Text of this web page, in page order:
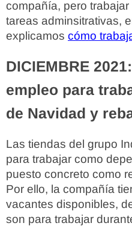
compañía, pero
tareas adminsitrativas,
explicamos cómo
DICIEMBRE
empleo para
de Navidad y
Las tiendas del grupo
para trabajar como
puesto concreto como
Por ello, la compañía
vacantes disponibles,
son para trabajar